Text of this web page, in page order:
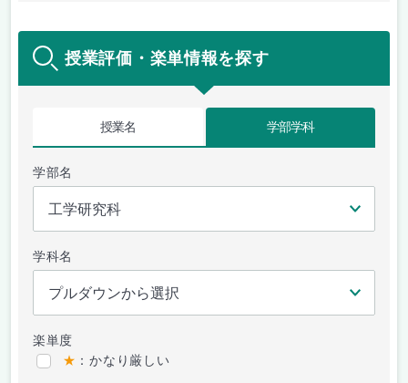
授業評価・楽単情報を探す
授業名 学部学科
学部名
学科名
楽単度
★ ：かなり厳しい